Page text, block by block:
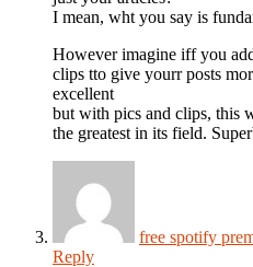
I mean, wht you say is
However imagine iff you
clips tto give yourr posts
excellent
but with pics and clips, this
the greatest in its field.
free spotify
Reply